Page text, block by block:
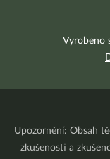
Vyrobeno
Upozornění: Obsah
zkušenosti a